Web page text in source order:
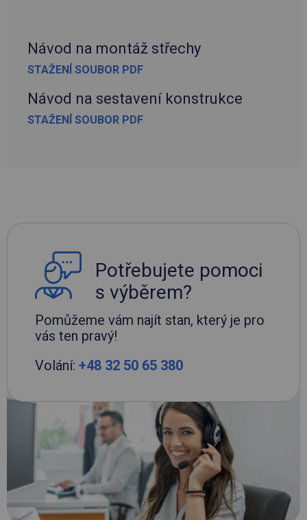
Návod na montáž střechy
STAŽENÍ SOUBOR PDF
Návod na sestavení konstrukce
STAŽENÍ SOUBOR PDF
Potřebujete pomoci
s výběrem?
Pomůžeme vám najít stan, který je pro
vás ten pravý!
Volání: +48 32 50 65 380